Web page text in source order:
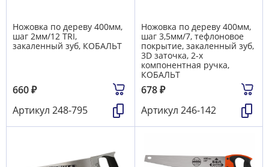
Ножовка по дереву 400мм,
шаг 2мм/12 TRI,
закаленный зуб, КОБАЛЬТ
660₽
Артикул 248-795
Ножовка по дереву 400мм,
шаг 3,5мм/7, тефлоновое
покрытие, закаленный зуб,
3D заточка, 2-х
компонентная ручка,
КОБАЛЬТ
678₽
Артикул 246-142